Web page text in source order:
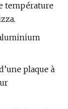
température
plaque à